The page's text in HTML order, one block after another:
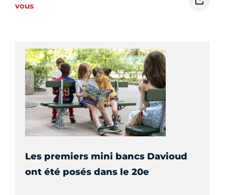
vous
Les premiers mini bancs Davioud
ont été posés dans le 20e